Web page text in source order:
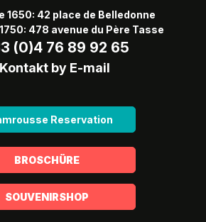
1650: 42 place de Belledonne
478 avenue du Père Tasse
(0)4 76 89 92 65
Kontakt by E-mail
Reservation
BROSCHÜRE
SOUVENIRSHOP